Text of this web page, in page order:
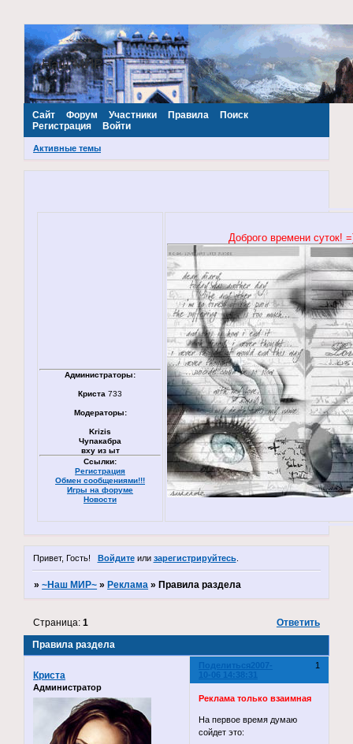
~Наш МИР~
Сайт Форум Участники Правила
Поиск
Регистрация
Войти
Активные темы
Администраторы:
Криста 733
Модераторы:
Krizis
Чупакабра
вху из ыт
Ссылки:
Регистрация
Обмен сообщениями!!!
Игры на форуме
Новости
Доброго времени суток!
Привет, Гость! Войдитеили зарегистрируйтесь.
»~Наш МИР~ » Реклама » Правила раздела
Правила раздела
Страница:1 Ответить
Поделиться 1
2007-
10-06 14:38:31
Криста
Администратор
Реклама только взаимная
На первое время думаю
сойдет это: